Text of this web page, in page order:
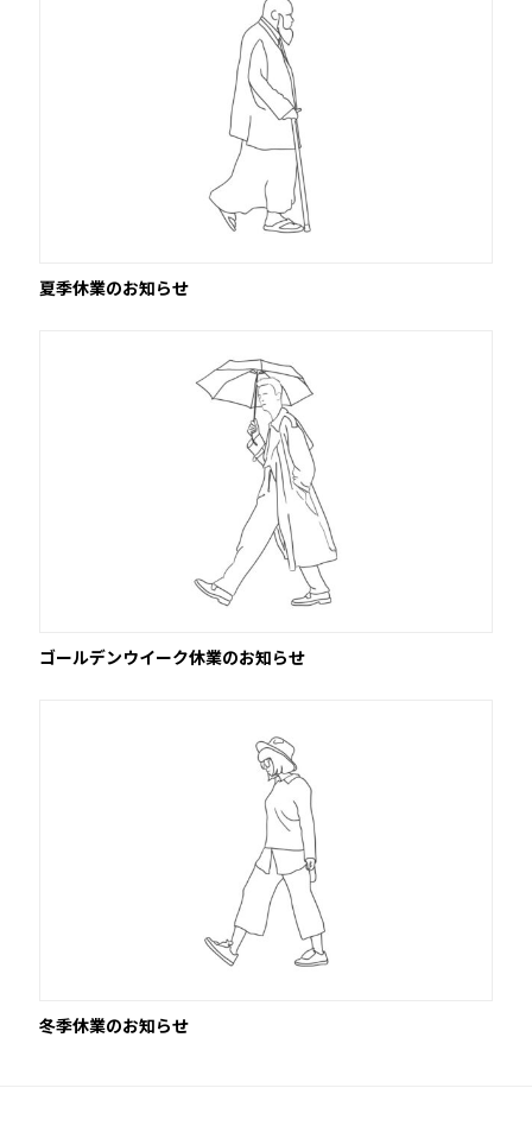
夏季休業のお知らせ
ゴールデンウイーク休業のお知らせ
冬季休業のお知らせ